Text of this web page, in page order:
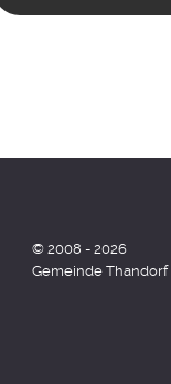
© 2008 - 2026
Gemeinde Thandorf